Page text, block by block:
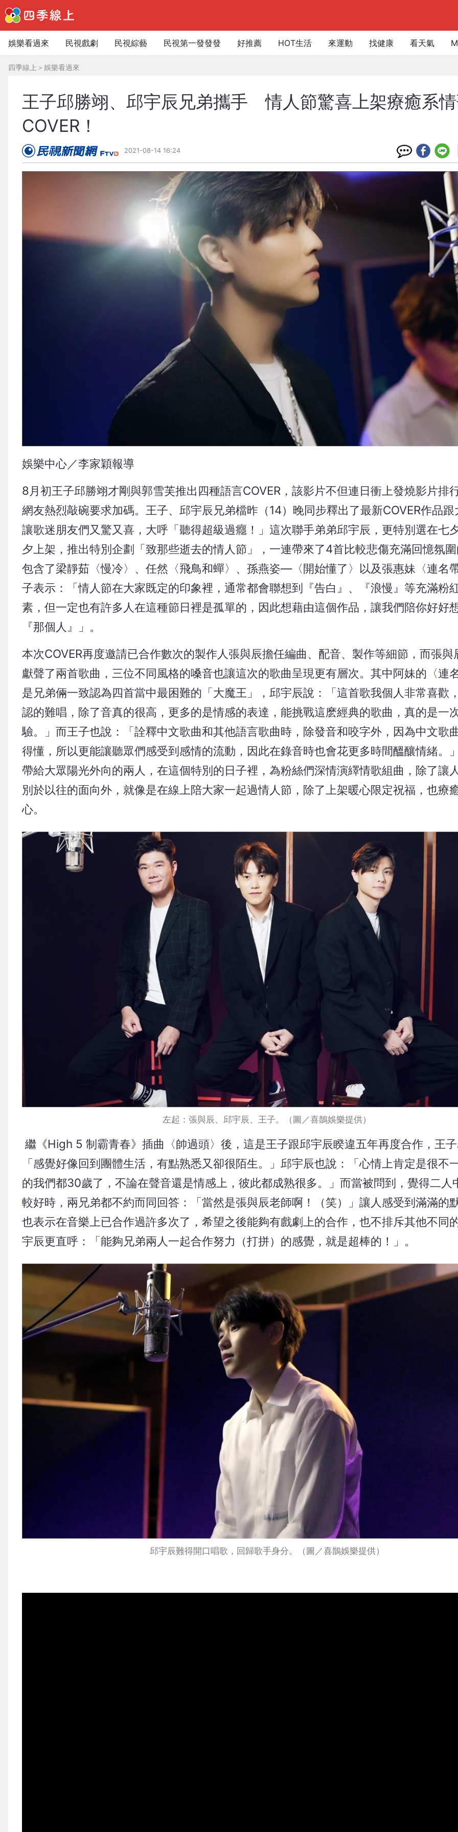
娛樂看過來 民視戲劇 民視綜藝 民視第一發發發 好推薦 HOT生活 來運動 找健康 看天氣
四季線上 ＞ 娛樂看過來
王子邱勝翊、邱宇辰兄弟攜手 情人節驚喜上架療癒系
COVER！
2021-08-14 16:24
娛樂中心／李家穎報導
8月初王子邱勝翊才剛與郭雪芙推出四種語言COVER，該影片不但連日衝上發燒影片排
網友熱烈敲碗要求加碼。王子、邱宇辰兄弟檔昨（14）晚同步釋出了最新COVER作品
讓歌迷朋友們又驚又喜，大呼「聽得超級過癮！」這次聯手弟弟邱宇辰，更特別選在七
夕上架，推出特別企劃「致那些逝去的情人節」，一連帶來了4首比較悲傷充滿回憶氛
包含了梁靜茹〈慢冷〉、任然〈飛鳥和蟬〉、孫燕姿—〈開始懂了〉以及張惠妹〈連名
子表示：「情人節在大家既定的印象裡，通常都會聯想到『告白』、『浪慢』等充滿粉
素，但一定也有許多人在這種節日裡是孤單的，因此想藉由這個作品，讓我們陪你好好
『那個人』」。
本次COVER再度邀請已合作數次的製作人張與辰擔任編曲、配音、製作等細節，而張與
獻聲了兩首歌曲，三位不同風格的嗓音也讓這次的歌曲呈現更有層次。其中阿妹的〈連
是兄弟倆一致認為四首當中最困難的「大魔王」，邱宇辰說：「這首歌我個人非常喜歡
認的難唱，除了音真的很高，更多的是情感的表達，能挑戰這麽經典的歌曲，真的是一
驗。」而王子也說：「詮釋中文歌曲和其他語言歌曲時，除發音和咬字外，因為中文歌
得懂，所以更能讓聽眾們感受到感情的流動，因此在錄音時也會花更多時間醞釀情緒。
帶給大眾陽光外向的兩人，在這個特別的日子裡，為粉絲們深情演繹情歌組曲，除了讓
別於以往的面向外，就像是在線上陪大家一起過情人節，除了上架暖心限定祝福，也療
心。
左起：張與辰、邱宇辰、王子。（圖／喜鵲娛樂提供）
繼《High 5 制霸青春》插曲〈帥過頭〉後，這是王子跟邱宇辰睽違五年再度合作，王
「感覺好像回到團體生活，有點熟悉又卻很陌生。」邱宇辰也說：「心情上肯定是很不
的我們都30歲了，不論在聲音還是情感上，彼此都成熟很多。」而當被問到，覺得二人
較好時，兩兄弟都不約而同回答：「當然是張與辰老師啊！（笑）」讓人感受到滿滿的
也表示在音樂上已合作過許多次了，希望之後能夠有戲劇上的合作，也不排斥其他不同
宇辰更直呼：「能夠兄弟兩人一起合作努力（打拼）的感覺，就是超棒的！」。
邱宇辰難得開口唱歌，回歸歌手身分。（圖／喜鵲娛樂提供）